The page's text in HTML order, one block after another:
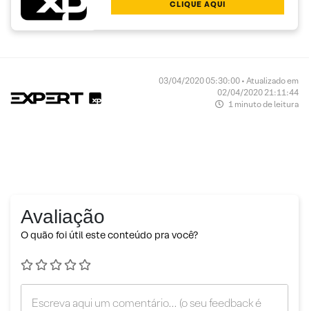
CLIQUE AQUI
03/04/2020 05:30:00 • Atualizado em
02/04/2020 21:11:44
1 minuto de leitura
Avaliação
O quão foi útil este conteúdo pra você?